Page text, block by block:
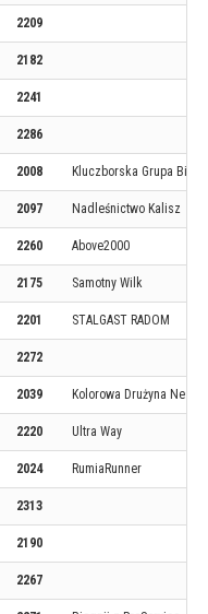
2209
2182
2241
2286
2008 Kluczborska Grupa
2097 Nadleśnictwo Kalisz
2260 Above2000
2175 Samotny Wilk
2201 STALGAST RADOM
2272
2039 Kolorowa Drużyna Nessi
2220 Ultra Way
2024 RumiaRunner
2313
2190
2267